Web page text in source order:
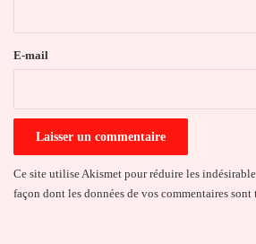
e
E-mail
Ce site utilise Akismet pour réduire les
façon dont les données de vos commentaires sont